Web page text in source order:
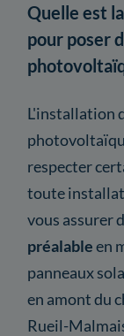
Quelle est
pour poser
L'installation
respecter
toute
vous assurer
préalableen
panneaux
en amont du
Rueil-